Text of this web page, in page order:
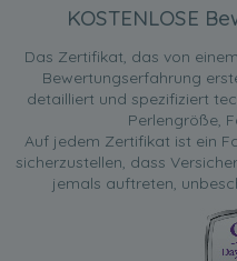
KOSTENLOSE
Das Zertifikat, das von
Bewertungserfahrung
detailliert und spezifiziert
Perlengröße,
Auf jedem Zertifikat ist ein
sicherzustellen, dass
jemals auftreten,